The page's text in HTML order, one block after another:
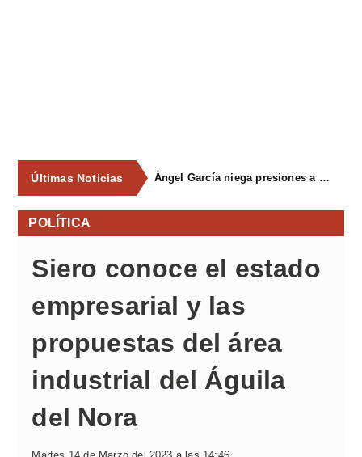
Últimas Noticias Ángel García niega presiones a comercios y asegura que el Ayuntamiento cumple "de manera muy rigurosa" la Ley de Contratos
POLÍTICA
Siero conoce el estado
empresarial y las
propuestas del área
industrial del Águila
del Nora